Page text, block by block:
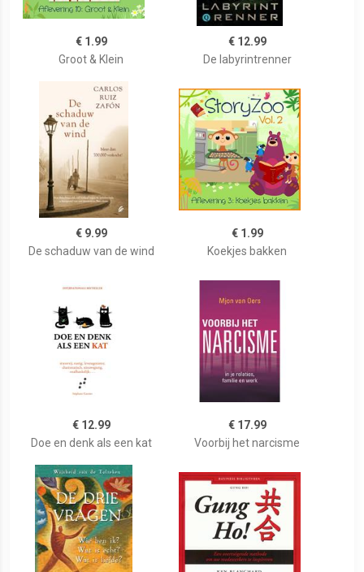
€ 1.99
Groot & Klein
€ 12.99
De labyrintrenner
€ 9.99
De schaduw van de wind
€ 1.99
Koekjes bakken
€ 12.99
Doe en denk als een kat
€ 17.99
Voorbij het narcisme